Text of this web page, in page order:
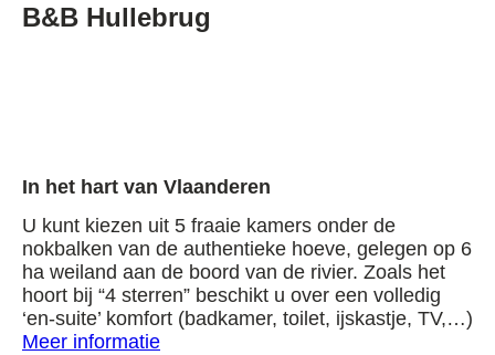
B&B Hullebrug
In het hart van Vlaanderen
U kunt kiezen uit 5 fraaie kamers onder de
nokbalken van de authentieke hoeve, gelegen op 6
ha weiland aan de boord van de rivier. Zoals het
hoort bij “4 sterren” beschikt u over een volledig
‘en-suite’ komfort (badkamer, toilet, ijskastje, TV,…)
Meer informatie